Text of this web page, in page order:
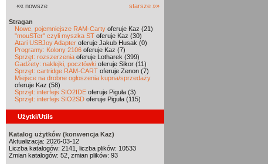
«« nowsze starsze »»
Stragan
Nowe, pojemniejsze RAM-Carty oferuje Kaz (21)
"mouSTer" czyli myszka ST oferuje Kaz (30)
Atari USBJoy Adapter oferuje Jakub Husak (0)
Programy: Kolony 2106 oferuje Kaz (7)
Sprzęt: rozszerzenia oferuje Lotharek (399)
Gadżety: naklejki, pocztówki oferuje Sikor (11)
Sprzęt: cartridge RAM-CART oferuje Zenon (7)
Miejsce na drobne ogłoszenia kupna/sprzedaży
oferuje Kaz (58)
Sprzęt: interfejs SIO2IDE oferuje Piguła (3)
Sprzęt: interfejs SIO2SD oferuje Piguła (115)
Użytki/Utils
Katalog użytków (konwencja Kaz)
Aktualizacja: 2026-03-12
Liczba katalogów: 2141, liczba plików: 10533
Zmian katalogów: 52, zmian plików: 93